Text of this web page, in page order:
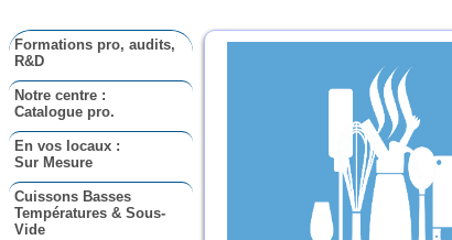
Formations pro, audits,
R&D
Notre centre :
Catalogue pro.
En vos locaux :
Sur Mesure
Cuissons Basses
Températures & Sous-
Vide